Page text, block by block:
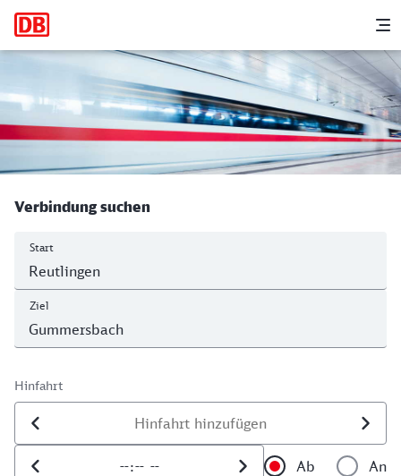
Hauptnavigation
Listplatz/Hauptbahnhof, Reutlingen -
Verbindung suchen
Start
Ziel
Hinfahrt
Datum der Hinfahrt
Uhrzeit der Hinfahrt
Ab
An